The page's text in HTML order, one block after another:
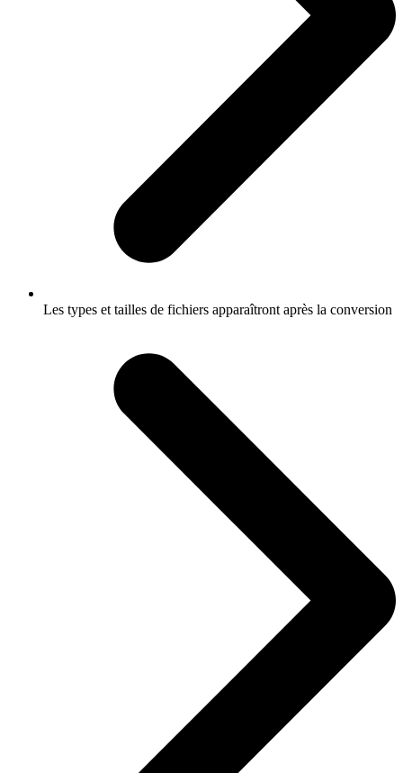
Les types et tailles de fichiers apparaîtront après la conversion